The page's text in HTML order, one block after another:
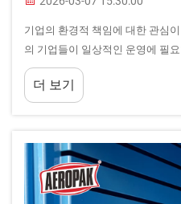
기업의 환경적 책임에 대한 관심
의 기업들이 일상적인 운영에 필
하고 있습니다. 기업들은 점차 일
성 기준을 충족하는 제품을 찾고 있
더 보기